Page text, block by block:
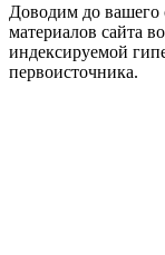
Доводим до вашего
материалов сайта
индексируемой
первоисточника.